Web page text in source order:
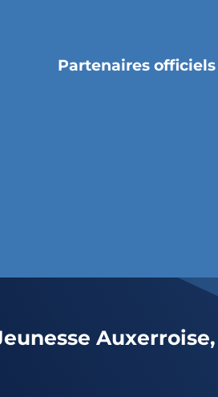
Partenaires officiels
Auxerroise,